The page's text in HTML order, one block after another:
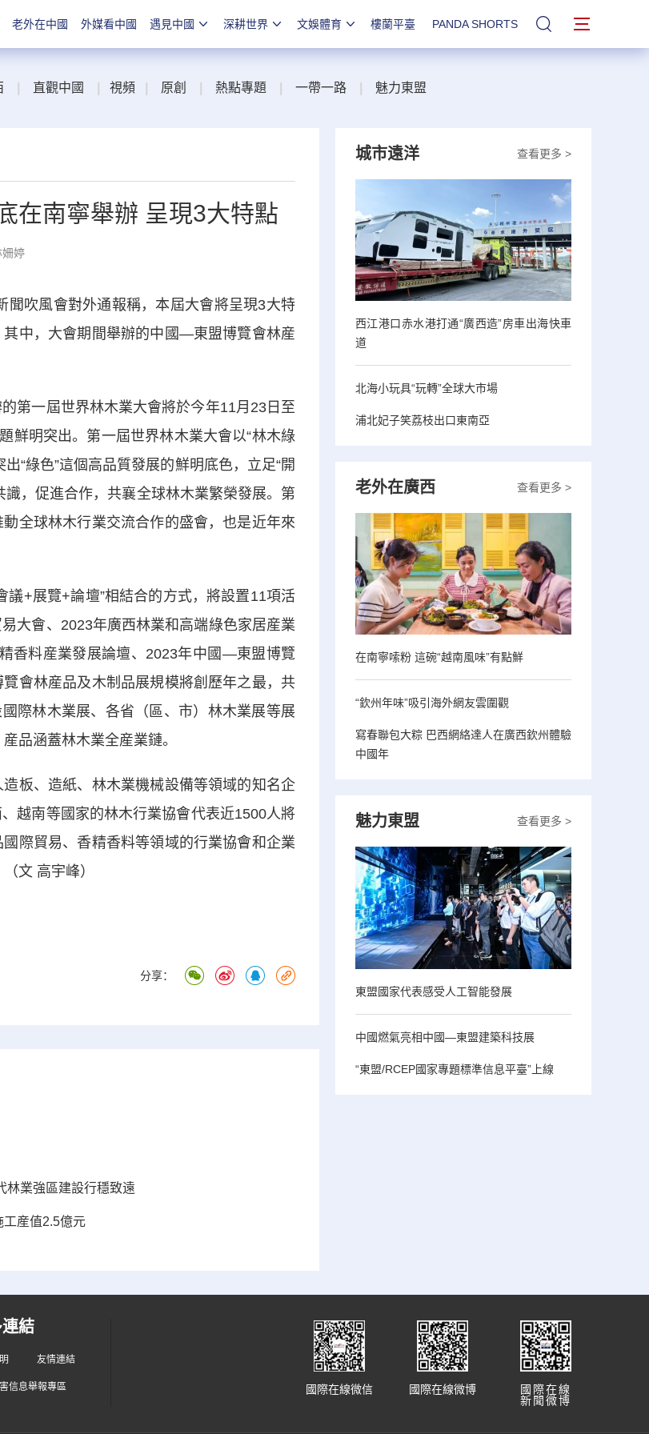
老外在中國 外媒看中國 遇見中國 深耕世界 文娛體育 樓蘭平臺 PANDA SHORTS 站內搜索
直觀中國 視頻 原創 熱點專題 一帶一路 魅力東盟
在南寧舉辦 呈現3大特點
姍婷
吹風會對外通報稱，本屆大會將呈現3大特
中，大會期間舉辦的中國—東盟博覽會林産
一屆世界林木業大會將於今年11月23日至
鮮明突出。第一屆世界林木業大會以“林木綠
“綠色”這個高品質發展的鮮明底色，立足“開
，促進合作，共襄全球林木業繁榮發展。第
全球林木行業交流合作的盛會，也是近年來
+展覽+論壇”相結合的方式，將設置11項活
大會、2023年廣西林業和高端綠色家居産業
香料産業發展論壇、2023年中國—東盟博覽
會林産品及木制品展規模將創歷年之最，共
際林木業展、各省（區、市）林木業展等展
品涵蓋林木業全産業鏈。
、造紙、林木業機械設備等領域的知名企
越南等國家的林木行業協會代表近1500人將
際貿易、香精香料等領域的行業協會和企業
文 高宇峰）
分享：
林業強區建設行穩致遠
工産值2.5億元
查看更多 >
城市遠洋
西江港口赤水港打通“廣西造”房車出海快車
道
北海小玩具“玩轉”全球大市場
浦北妃子笑荔枝出口東南亞
查看更多 >
老外在廣西
在南寧嗦粉 這碗“越南風味”有點鮮
“欽州年味”吸引海外網友雲圍觀
寫春聯包大粽 巴西網絡達人在廣西欽州體驗
中國年
查看更多 >
魅力東盟
東盟國家代表感受人工智能發展
中國燃氣亮相中國—東盟建築科技展
“東盟/RCEP國家專題標準信息平臺”上線
連結
友情連結
信息舉報專區
國際在線
新聞微博
國際在線微博
國際在線微信